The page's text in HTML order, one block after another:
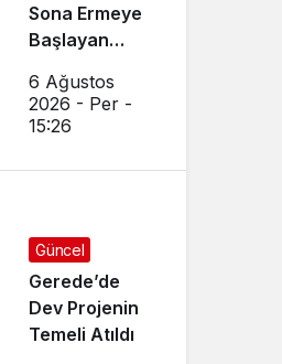
Sona Ermeye
Başlayan
Sürdürüyor
6 Ağustos
2026 - Per -
15:26
Güncel
Gerede’de
Dev Projenin
Temeli Atıldı